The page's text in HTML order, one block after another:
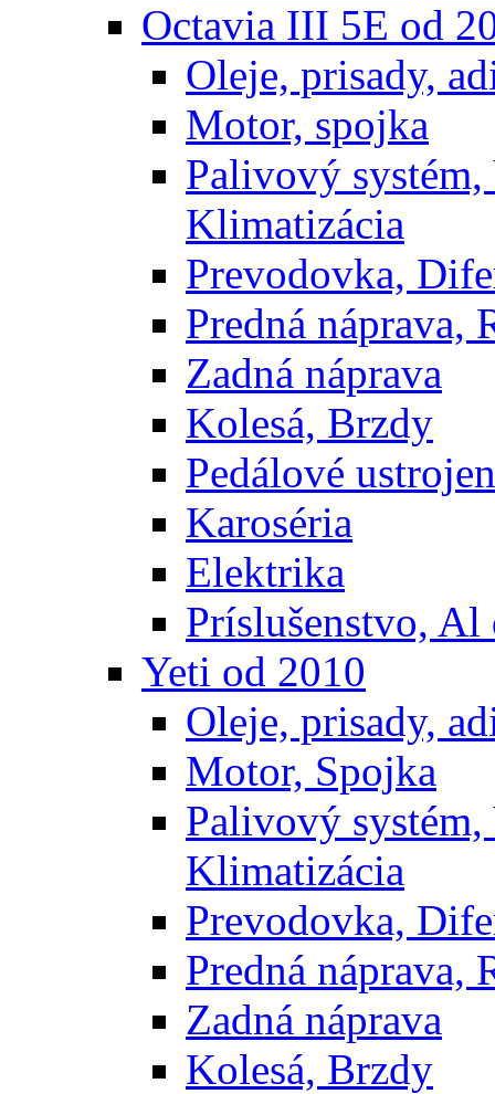
Octavia III 5E od
Oleje, prisady,
Motor, spojka
Palivový
Klimatizácia
Prevodovka,
Predná náprava,
Zadná náprava
Kolesá, Brzdy
Pedálové
Karoséria
Elektrika
Príslušenstvo, Al
Yeti od 2010
Oleje, prisady,
Motor, Spojka
Palivový
Klimatizácia
Prevodovka,
Predná náprava,
Zadná náprava
Kolesá, Brzdy